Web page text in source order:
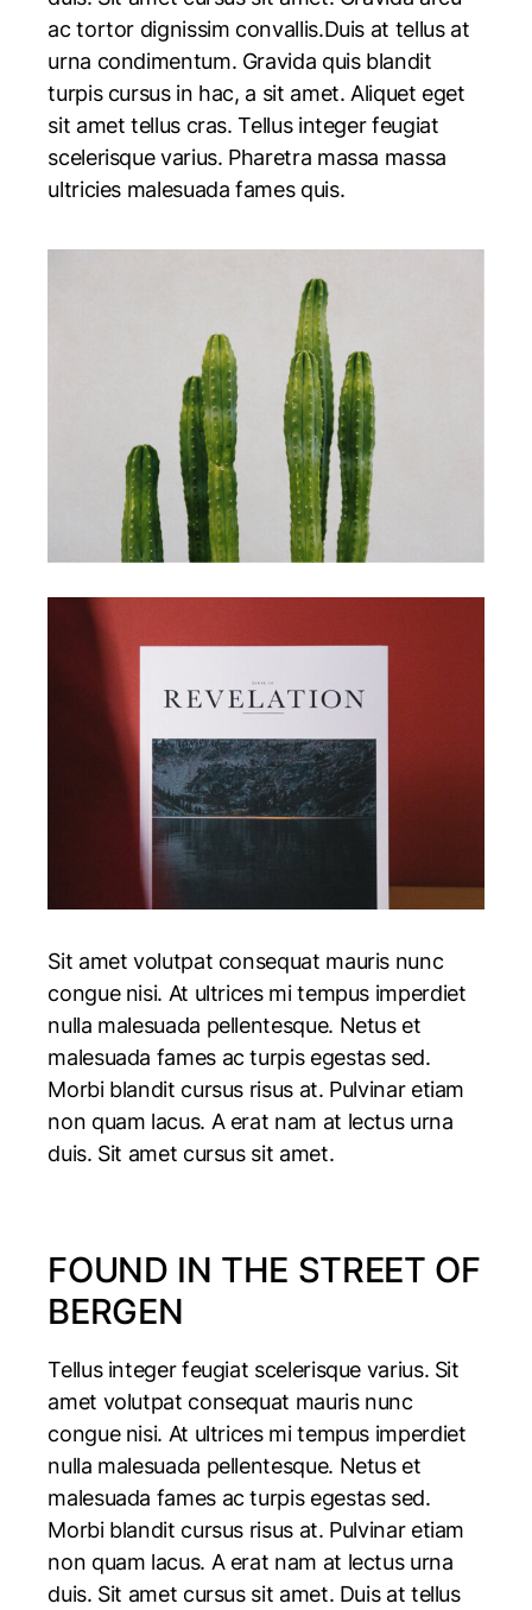
ac tortor dignissim convallis.Duis at tellus at
urna condimentum. Gravida quis blandit
turpis cursus in hac, a sit amet. Aliquet eget
sit amet tellus cras. Tellus integer feugiat
scelerisque varius. Pharetra massa massa
ultricies malesuada fames quis.
Sit amet volutpat consequat mauris nunc
congue nisi. At ultrices mi tempus imperdiet
nulla malesuada pellentesque. Netus et
malesuada fames ac turpis egestas sed.
Morbi blandit cursus risus at. Pulvinar etiam
non quam lacus. A erat nam at lectus urna
duis. Sit amet cursus sit amet.
FOUND IN THE STREET OF
BERGEN
Tellus integer feugiat scelerisque varius. Sit
amet volutpat consequat mauris nunc
congue nisi. At ultrices mi tempus imperdiet
nulla malesuada pellentesque. Netus et
malesuada fames ac turpis egestas sed.
Morbi blandit cursus risus at. Pulvinar etiam
non quam lacus. A erat nam at lectus urna
duis. Sit amet cursus sit amet. Duis at tellus